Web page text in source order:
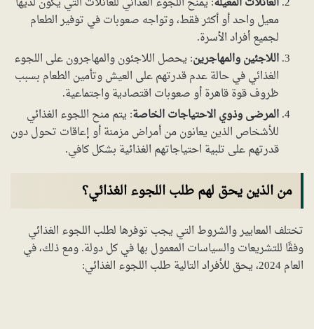
معيل واحد أو أكثر فقط، وتواجه صعوبات في توفير الطعام
لجميع أفراد الأسرة.
اللاجئين والمهاجرين: يحصل اللاجئون والمهاجرون على اللجوء
الغذائي في حالة عدم قدرتهم على العيش وتأمين الطعام بسبب
ظروف قوة قاهرة أو صعوبات اقتصادية واجتماعية.
المرضى وذوي الاحتياجات الخاصة: يتم منح اللجوء الغذائي
للأشخاص الذين يعانون من أمراض مزمنة أو إعاقات تحول دون
قدرتهم على تلبية احتياجاتهم الغذائية بشكل كافي.
من الذين يحق لهم طلب اللجوء الغذائي؟
تختلف المعايير والشروط التي يجب توفرها لطلب اللجوء الغذائي
وفقًا للتشريعات والسياسات المعمول بها في كل دولة. ومع ذلك، في
العام 2024، يحق للأفراد التالية طلب اللجوء الغذائي: